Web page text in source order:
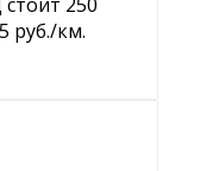
руб./км.